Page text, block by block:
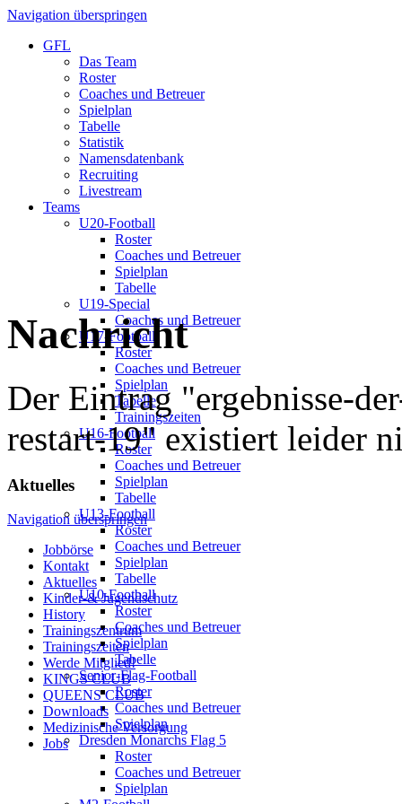
Navigation überspringen
GFL
Das Team
Roster
Coaches und Betreuer
Spielplan
Tabelle
Statistik
Namensdatenbank
Recruiting
Livestream
Teams
U20-Football
Roster
Coaches und Betreuer
Spielplan
Tabelle
U19-Special
Coaches und Betreuer
U17-Football
Roster
Coaches und Betreuer
Spielplan
Tabelle
Trainingszeiten
U16-Football
Roster
Coaches und Betreuer
Spielplan
Tabelle
U13-Football
Roster
Coaches und Betreuer
Spielplan
Tabelle
U10-Football
Roster
Coaches und Betreuer
Spielplan
Tabelle
Senior-Flag-Football
Roster
Coaches und Betreuer
Spielplan
Dresden Monarchs Flag 5
Roster
Coaches und Betreuer
Spielplan
Nachricht
Der Eintrag "ergebnisse-
restart-19" existiert leider
Aktuelles
Navigation überspringen
Jobbörse
Kontakt
Aktuelles
Kinder-& Jugendschutz
History
Trainingszentrum
Trainingszeiten
Werde Mitglied!
KINGS CLUB
QUEENS CLUB
Downloads
Medizinische Versorgung
Jobs